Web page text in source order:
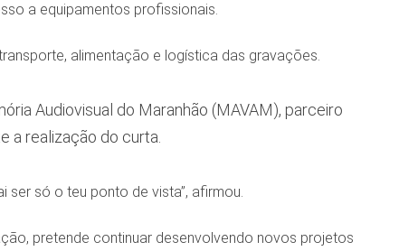
a equipamentos profissionais.
alimentação e logística das gravações.
Audiovisual do Maranhão (MAVAM), parceiro
a realização do curta.
ser só o teu ponto de vista”, afirmou.
pretende continuar desenvolvendo novos projetos